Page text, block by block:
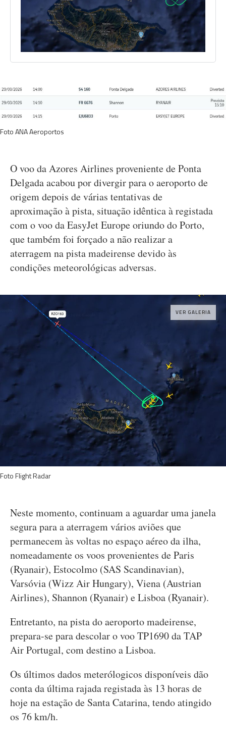
Foto ANA Aeroportos
O voo da Azores Airlines proveniente de Ponta
Delgada acabou por divergir para o aeroporto de
origem depois de várias tentativas de
aproximação à pista, situação idêntica à registada
com o voo da EasyJet Europe oriundo do Porto,
que também foi forçado a não realizar a
aterragem na pista madeirense devido às
condições meteorológicas adversas.
VER GALERIA
Foto Flight Radar
Neste momento, continuam a aguardar uma janela
segura para a aterragem vários aviões que
permanecem às voltas no espaço aéreo da ilha,
nomeadamente os voos provenientes de Paris
(Ryanair), Estocolmo (SAS Scandinavian),
Varsóvia (Wizz Air Hungary), Viena (Austrian
Airlines), Shannon (Ryanair) e Lisboa (Ryanair).
Entretanto, na pista do aeroporto madeirense,
prepara-se para descolar o voo TP1690 da TAP
Air Portugal, com destino a Lisboa.
Os últimos dados meterólogicos disponíveis dão
conta da última rajada registada às 13 horas de
hoje na estação de Santa Catarina, tendo atingido
os 76 km/h.